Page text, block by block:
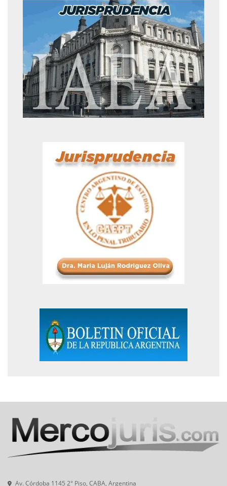
Av. Córdoba 1145 2° Piso, CABA, Argentina